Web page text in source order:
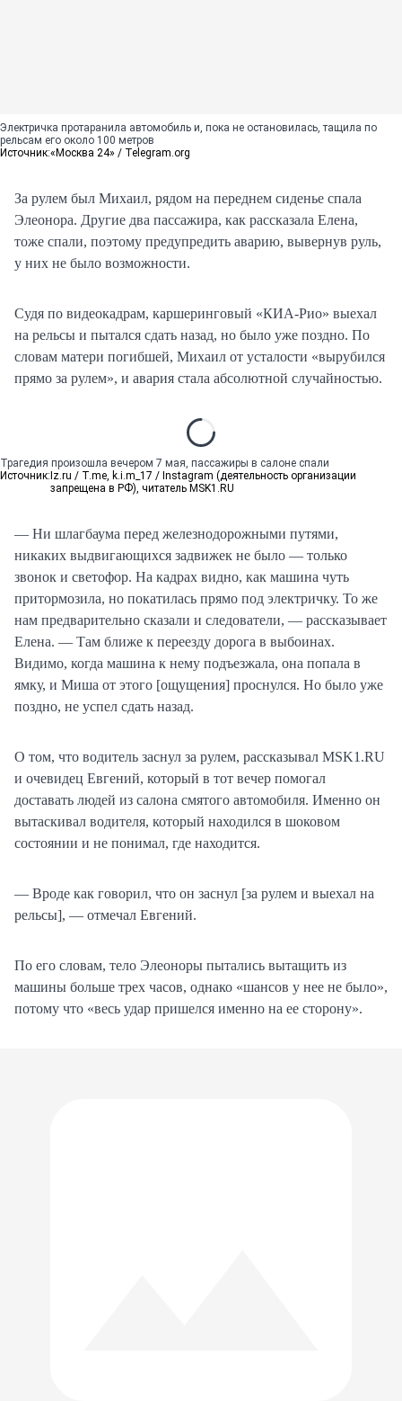
Электричка протаранила автомобиль и, пока не остановилась, тащила по
рельсам его около 100 метров
Источник:«Москва 24» / Telegram.org
За рулем был Михаил, рядом на переднем сиденье спала
Элеонора. Другие два пассажира, как рассказала Елена,
тоже спали, поэтому предупредить аварию, вывернув руль,
у них не было возможности.
Судя по видеокадрам, каршеринговый «КИА-Рио» выехал
на рельсы и пытался сдать назад, но было уже поздно. По
словам матери погибшей, Михаил от усталости «вырубился
прямо за рулем», и авария стала абсолютной случайностью.
Трагедия произошла вечером 7 мая, пассажиры в салоне спали
Источник: Iz.ru / T.me, k.i.m_17 / Instagram (деятельность организации
запрещена в РФ), читатель MSK1.RU
— Ни шлагбаума перед железнодорожными путями,
никаких выдвигающихся задвижек не было — только
звонок и светофор. На кадрах видно, как машина чуть
притормозила, но покатилась прямо под электричку. То же
нам предварительно сказали и следователи, — рассказывает
Елена. — Там ближе к переезду дорога в выбоинах.
Видимо, когда машина к нему подъезжала, она попала в
ямку, и Миша от этого [ощущения] проснулся. Но было уже
поздно, не успел сдать назад.
О том, что водитель заснул за рулем, рассказывал MSK1.RU
и очевидец Евгений, который в тот вечер помогал
доставать людей из салона смятого автомобиля. Именно он
вытаскивал водителя, который находился в шоковом
состоянии и не понимал, где находится.
— Вроде как говорил, что он заснул [за рулем и выехал на
рельсы], — отмечал Евгений.
По его словам, тело Элеоноры пытались вытащить из
машины больше трех часов, однако «шансов у нее не было»,
потому что «весь удар пришелся именно на ее сторону».